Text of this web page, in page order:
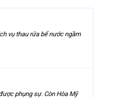
vụ thau rửa bể nước ngầm
phụng sự. Còn Hòa Mỹ